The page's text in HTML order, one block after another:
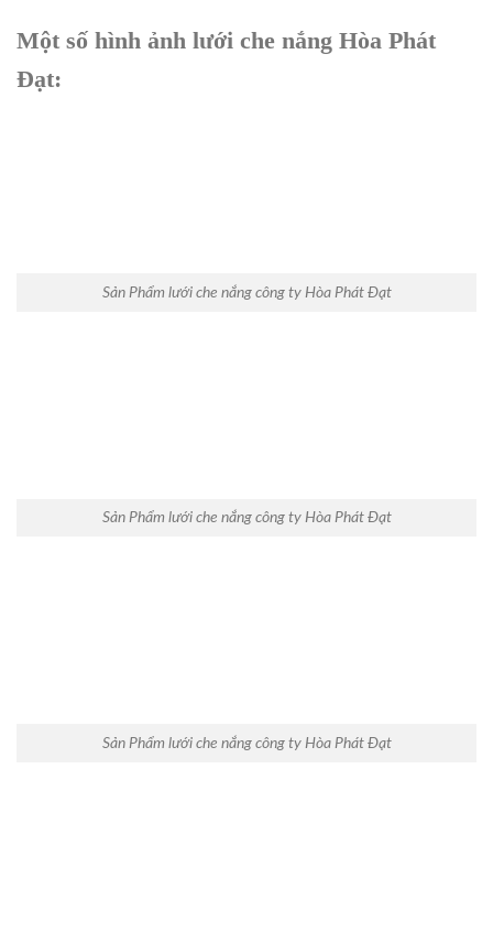
Một số hình ảnh lưới che nắng Hòa Phát
Đạt:
Sản Phẩm lưới che nắng công ty Hòa Phát Đạt
Sản Phẩm lưới che nắng công ty Hòa Phát Đạt
Sản Phẩm lưới che nắng công ty Hòa Phát Đạt